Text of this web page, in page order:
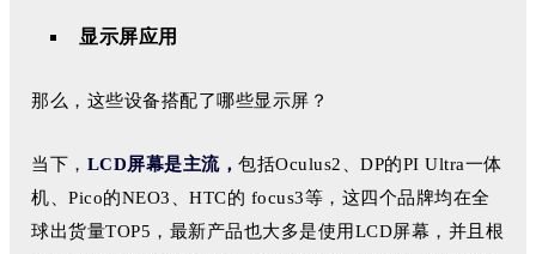
显示屏应用
那么，这些设备搭配了哪些显示屏？
当下， LCD屏幕是主流， 包括Oculus2、DP的PI Ultra一体
机、Pico的NEO3、HTC的 focus3等，这四个品牌均在全
球出货量TOP5，最新产品也大多是使用LCD屏幕，并且根